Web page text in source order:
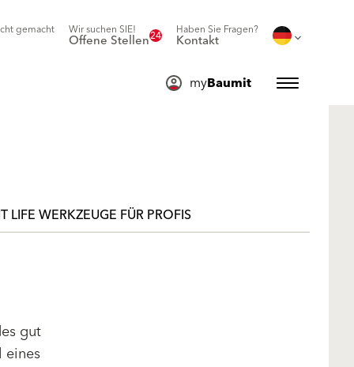
gemacht Wir suchen SIE!
Offene Stellen24 Haben Sie Fragen?
Kontakt
myBaumit
LIFE WERKZEUGE FÜR PROFIS
gut
eines